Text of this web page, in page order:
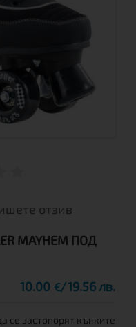
отзив
MAYHEM ПОД
10.00 € 19.56 лв.
се застопорят кънките